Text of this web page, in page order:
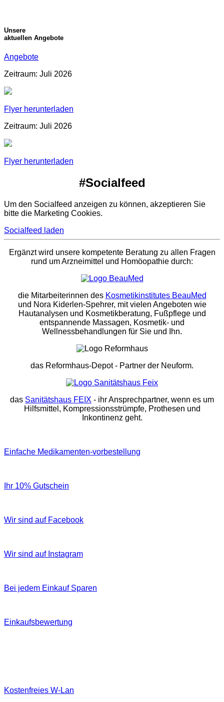
Unsere
aktuellen Angebote
Angebote
Zeitraum: Juli 2026
Flyer herunterladen
Zeitraum: Juli 2026
Flyer herunterladen
#Socialfeed
Um den Socialfeed anzeigen zu können, akzeptieren Sie
bitte die Marketing Cookies.
Socialfeed laden
Ergänzt wird unsere kompetente Beratung zu allen Fragen
rund um Arzneimittel und Homöopathie durch:
die Mitarbeiterinnen des Kosmetikinstitutes BeauMed
und Nora Kiderlen-Spehrer, mit vielen Angeboten wie
Hautanalysen und Kosmetikberatung, Fußpflege und
entspannende Massagen, Kosmetik- und
Wellnessbehandlungen für Sie und Ihn.
das Reformhaus-Depot- Partner der Neuform.
das Sanitätshaus FEIX - ihr Ansprechpartner, wenn es um
Hilfsmittel, Kompressionsstrümpfe, Prothesen und
Inkontinenz geht.
Einfache Medikamenten-vorbestellung
Ihr 10% Gutschein
Wir sind auf Facebook
Wir sind auf Instagram
Bei jedem Einkauf Sparen
Einkaufsbewertung
Kostenfreies W‐Lan